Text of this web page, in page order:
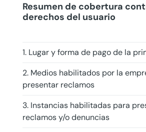
Resumen de cobertura
derechos del usuario
1. Lugar y forma de pago de la
2. Medios habilitados por la
presentar reclamos
3. Instancias habilitadas para
reclamos y/o denuncias